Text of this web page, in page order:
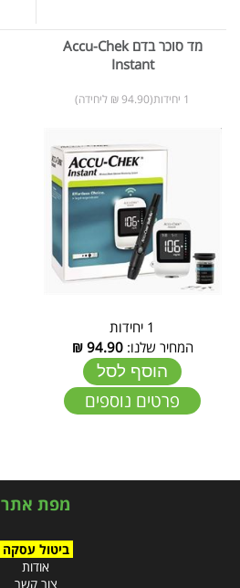
מד סוכר בדם Accu-Chek
Instant
1 יחידות(94.90 ₪ ליחידה)
1 יחידות
המחיר שלנו:94.90
₪
הוסף לסל
פרטים נוספים
מפת אתר
ביטול עסקה
אודות
צור קשר